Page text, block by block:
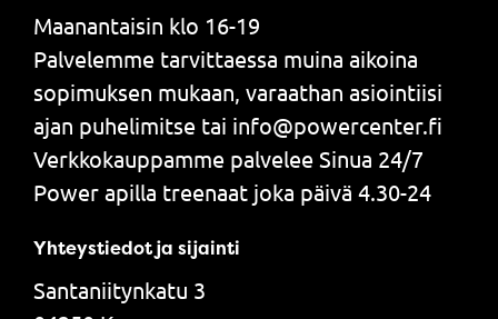
Maanantaisin klo 16-19
Palvelemme tarvittaessa muina aikoina
sopimuksen mukaan, varaathan asiointiisi
ajan puhelimitse tai info@powercenter.fi
Verkkokauppamme palvelee Sinua 24/7
Power apilla treenaat joka päivä 4.30-24
Yhteystiedot ja sijainti
Santaniitynkatu 3